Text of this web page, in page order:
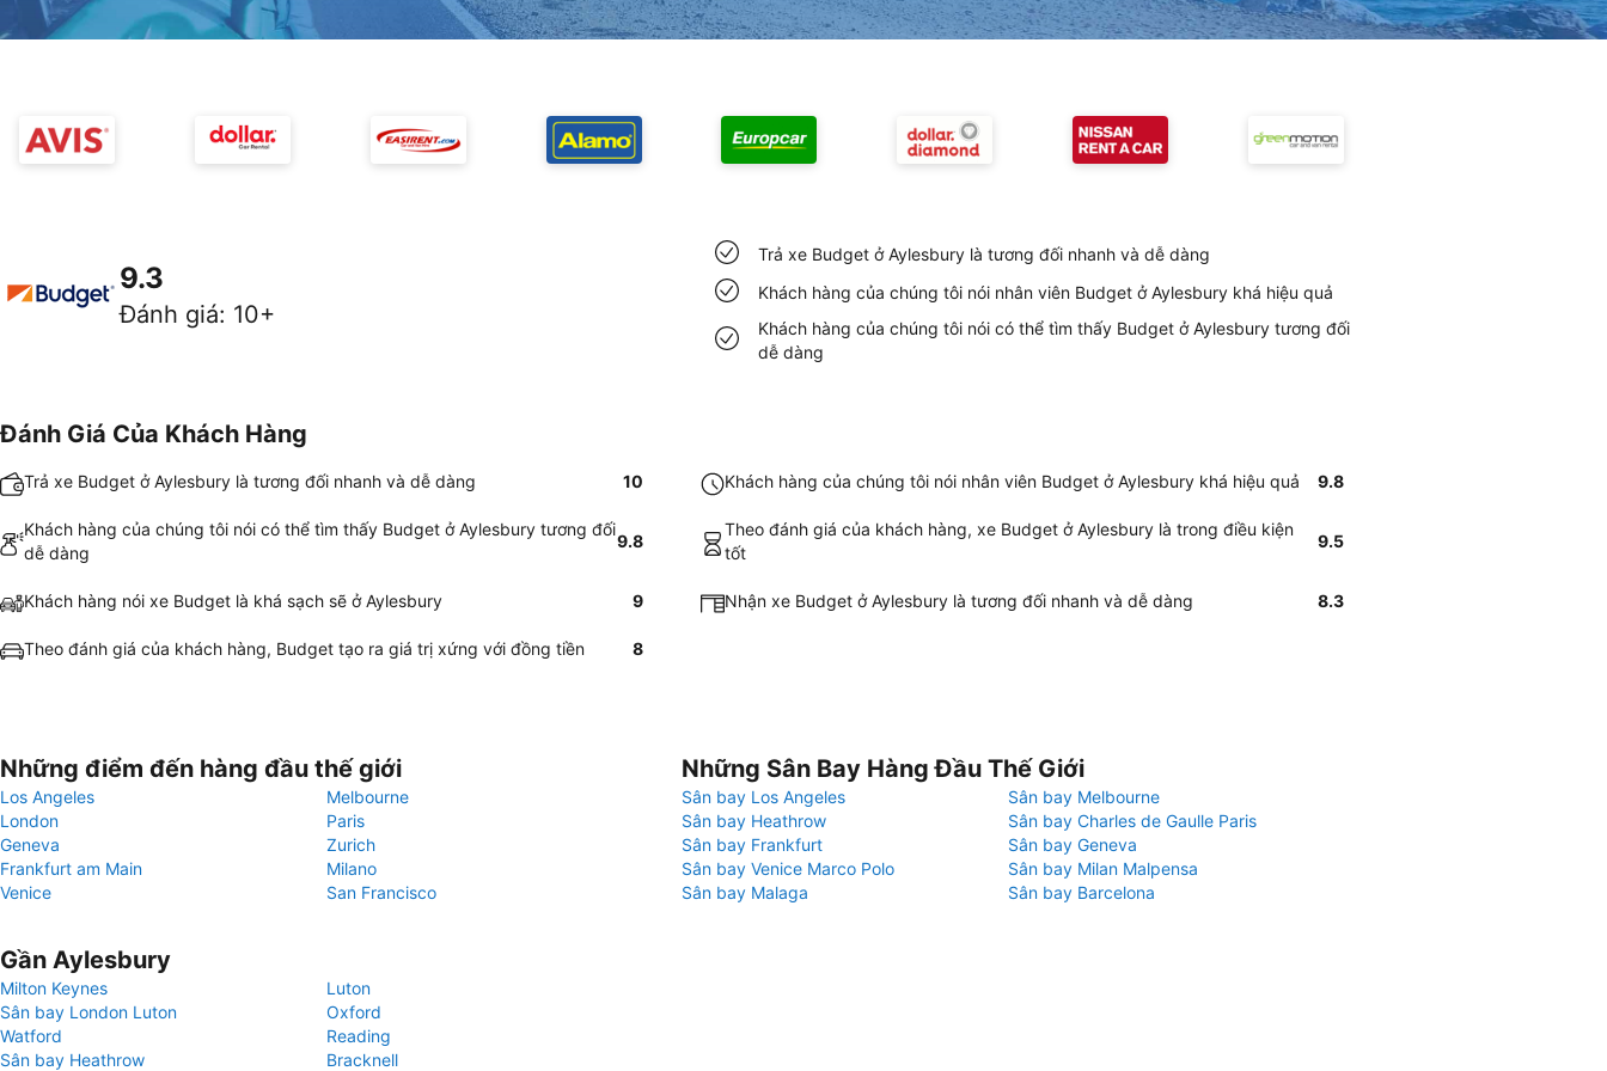
9.3
Đánh giá: 10+
Trả xe Budget ở Aylesbury là tương đối nhanh và dễ dàng
Khách hàng của chúng tôi nói nhân viên Budget ở Aylesbury khá hiệu quả
Khách hàng của chúng tôi nói có thể tìm thấy Budget ở Aylesbury tương đối
dễ dàng
Đánh Giá Của Khách Hàng
Trả xe Budget ở Aylesbury là tương đối nhanh và dễ dàng 10 Khách hàng của chúng tôi nói nhân viên Budget ở Aylesbury khá hiệu quả 9.8
Khách hàng của chúng tôi nói có thể tìm thấy Budget ở Aylesbury tương đối
dễ dàng
9.8
Theo đánh giá của khách hàng, xe Budget ở Aylesbury là trong điều kiện
tốt
9.5
Khách hàng nói xe Budget là khá sạch sẽ ở Aylesbury 9 Nhận xe Budget ở Aylesbury là tương đối nhanh và dễ dàng 8.3
Theo đánh giá của khách hàng, Budget tạo ra giá trị xứng với đồng tiền 8
Những điểm đến hàng đầu thế giới
Los Angeles
Melbourne
London
Paris
Geneva
Zurich
Frankfurt am Main
Milano
Venice
San Francisco
Những Sân Bay Hàng Đầu Thế Giới
Sân bay Los Angeles
Sân bay Melbourne
Sân bay Heathrow
Sân bay Charles de Gaulle Paris
Sân bay Frankfurt
Sân bay Geneva
Sân bay Venice Marco Polo
Sân bay Milan Malpensa
Sân bay Malaga
Sân bay Barcelona
Gần Aylesbury
Milton Keynes
Luton
Sân bay London Luton
Oxford
Watford
Reading
Sân bay Heathrow
Bracknell